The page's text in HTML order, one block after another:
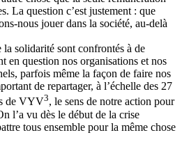
La question c’est justement : que
nous jouer dans la société, au-delà
la solidarité sont confrontés à de
en question nos organisations et nos
parfois même la façon de faire nos
de repartager, à l’échelle des 27
de VYV3, le sens de notre action pour
l’a vu dès le début de la crise
tous ensemble pour la même chose